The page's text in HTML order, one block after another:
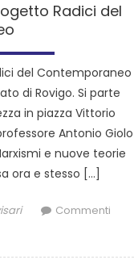
Radici del
del Contemporaneo
di Rovigo. Si parte
in piazza Vittorio
Antonio Giolo
e nuove teorie
ora e stesso […]
Commenti